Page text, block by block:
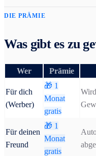
DIE PRÄMIE
Was gibt es zu
Wer Prämie
Für dich
(Werber)
🎁 1
Monat
gratis
Für deinen
Freund
🎁 1
Monat
gratis